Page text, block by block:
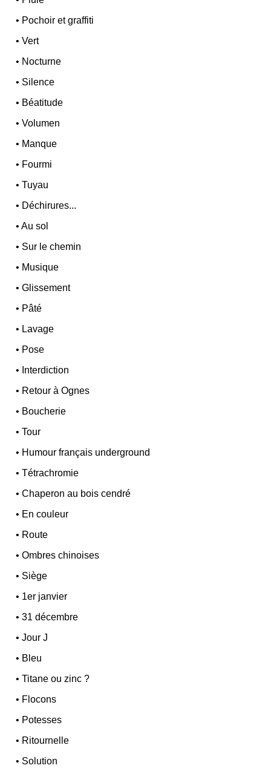
• Pochoir et graffiti
•Vert
• Nocturne
• Silence
• Béatitude
•Volumen
• Manque
• Fourmi
•Tuyau
• Déchirures...
•Au sol
• Sur le chemin
• Musique
•Glissement
• Pâté
• Lavage
• Pose
• Interdiction
• Retour à Ognes
• Boucherie
•Tour
• Humour français underground
•Tétrachromie
•Chaperon au bois cendré
• En couleur
• Route
•Ombres chinoises
• Siège
• 1er janvier
•31 décembre
•Jour J
• Bleu
•Titane ou zinc ?
• Flocons
• Potesses
• Ritournelle
• Solution